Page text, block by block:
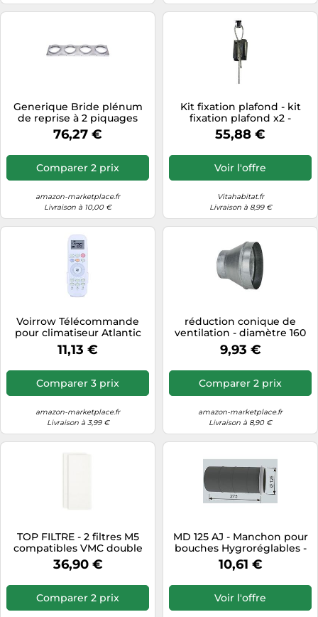
Generique Bride plénum
de reprise à 2 piquages
Ø200 – Climatisation
76,27 €
Comparer 2 prix
amazon-marketplace.fr
Livraison à 10,00 €
Kit fixation plafond - kit
fixation plafond x2 -
Atlantic 611538
55,88 €
Voir l'offre
Vitahabitat.fr
Livraison à 8,99 €
Voirrow Télécommande
pour climatiseur Atlantic
Conditionneur
Télécommande AS012DB
11,13 €
Comparer 3 prix
amazon-marketplace.fr
Livraison à 3,99 €
réduction conique de
ventilation - diamètre 160
vers 125 mm - atlantic
523471
9,93 €
Comparer 2 prix
amazon-marketplace.fr
Livraison à 8,90 €
TOP FILTRE - 2 filtres M5
compatibles VMC double
flux ATLANTIC DUOLIX ECO-
DUOLIX PRIMO -
400x190x22mm (M5 -
filtration fine)
36,90 €
Comparer 2 prix
MD 125 AJ - Manchon pour
bouches Hygroréglables -
Atlantic
10,61 €
Voir l'offre